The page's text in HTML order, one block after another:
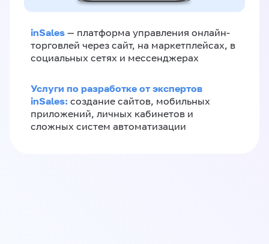
inSales — платформа управления онлайн-
торговлей через сайт, на маркетплейсах, в
социальных сетях и мессенджерах
Услуги по разработке от экспертов
inSales: создание сайтов, мобильных
приложений, личных кабинетов и
сложных систем автоматизации